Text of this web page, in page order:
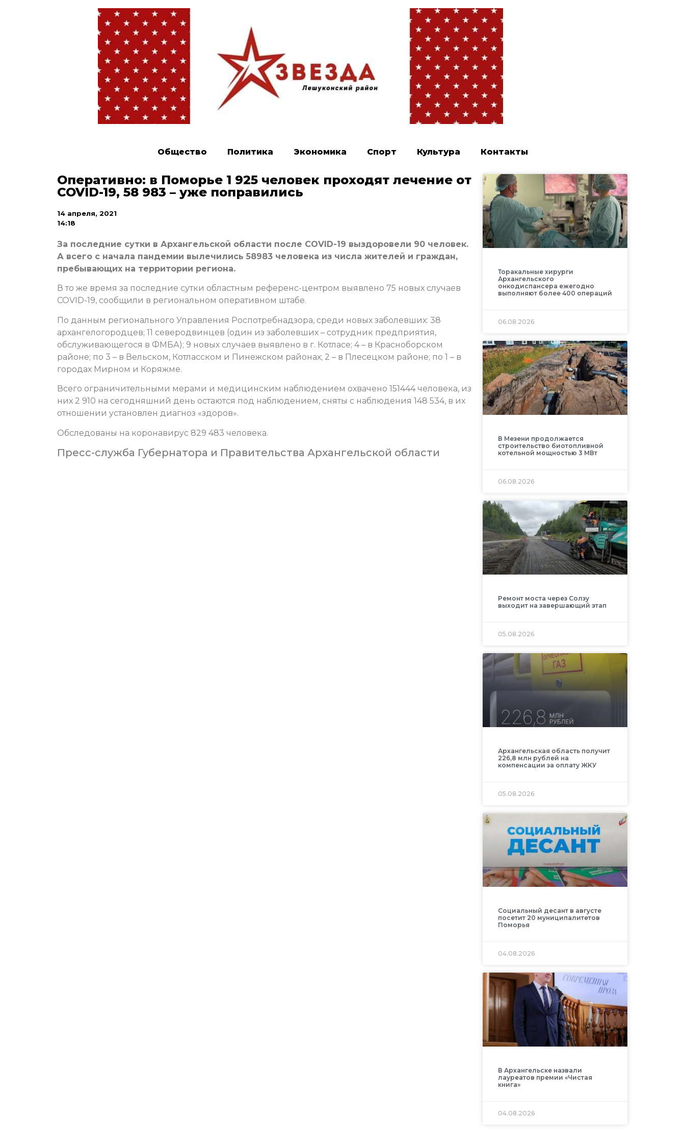
Общество Политика Экономика Спорт Культура Контакты
Оперативно: в Поморье 1 925 человек проходят лечение от
COVID-19, 58 983 – уже поправились
14 апреля, 2021
14:18
За последние сутки в Архангельской области после COVID-19 выздоровели 90 человек.
А всего с начала пандемии вылечились 58983 человека из числа жителей и граждан,
пребывающих на территории региона.
В то же время за последние сутки областным референс-центром выявлено 75 новых случаев
COVID-19, сообщили в региональном оперативном штабе.
По данным регионального Управления Роспотребнадзора, среди новых заболевших: 38
архангелогородцев; 11 северодвинцев (один из заболевших – сотрудник предприятия,
обслуживающегося в ФМБА); 9 новых случаев выявлено в г. Котласе; 4 – в Красноборском
районе; по 3 – в Вельском, Котласском и Пинежском районах; 2 – в Плесецком районе; по 1 – в
городах Мирном и Коряжме.
Всего ограничительными мерами и медицинским наблюдением охвачено 151444 человека, из
них 2 910 на сегодняшний день остаются под наблюдением, сняты с наблюдения 148 534, в их
отношении установлен диагноз «здоров».
Обследованы на коронавирус 829 483 человека.
Пресс-служба Губернатора и Правительства Архангельской области
Торакальные хирурги
Архангельского
онкодиспансера ежегодно
выполняют более 400 операций
06.08.2026
В Мезени продолжается
строительство биотопливной
котельной мощностью 3 МВт
06.08.2026
Ремонт моста через Солзу
выходит на завершающий этап
05.08.2026
Архангельская область получит
226,8 млн рублей на
компенсации за оплату ЖКУ
05.08.2026
Социальный десант в августе
посетит 20 муниципалитетов
Поморья
04.08.2026
В Архангельске назвали
лауреатов премии «Чистая
книга»
04.08.2026